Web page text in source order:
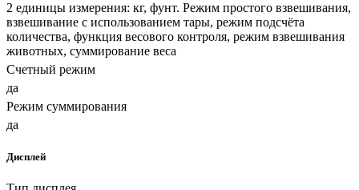
2 единицы измерения: кг, фунт. Режим простого взвешивания,
взвешивание с использованием тары, режим подсчёта
количества, функция весового контроля, режим взвешивания
животных, суммирование веса
Счетный режим
да
Режим суммирования
да
Дисплей